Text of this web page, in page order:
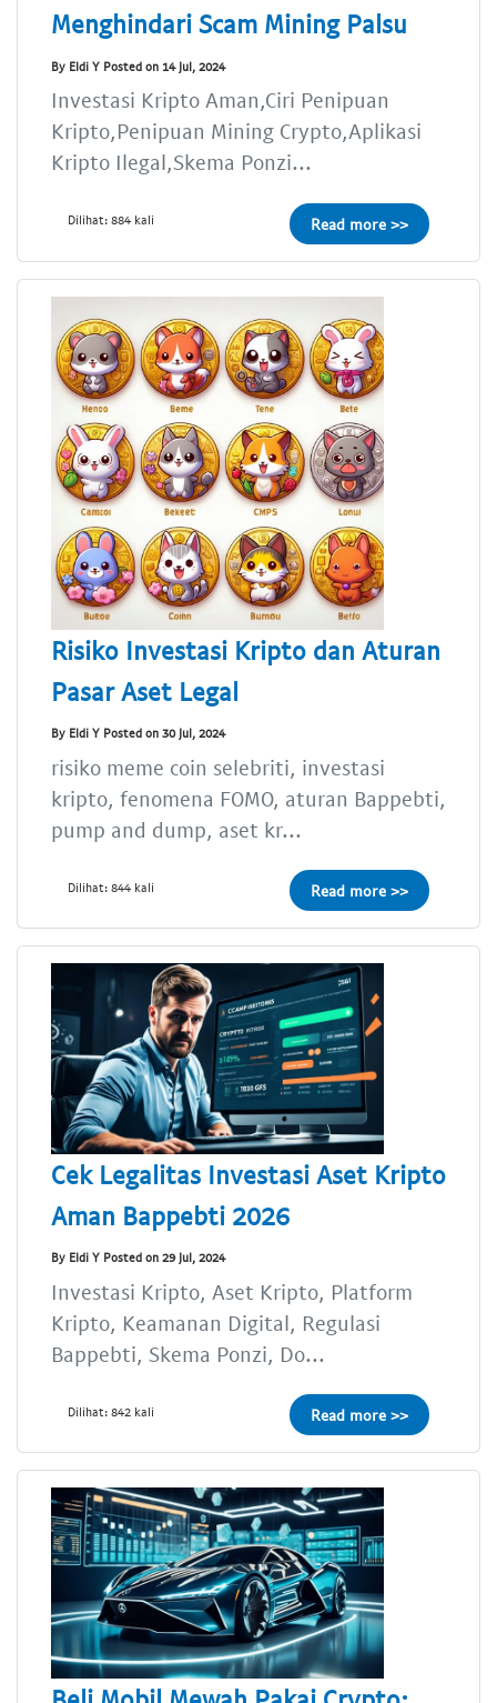
Menghindari Scam Mining Palsu
By Eldi Y Posted on 14 Jul, 2024
Investasi Kripto Aman,Ciri Penipuan
Kripto,Penipuan Mining Crypto,Aplikasi
Kripto Ilegal,Skema Ponzi...
Dilihat: 884 kali Read more >>
Risiko Investasi Kripto dan Aturan
Pasar Aset Legal
By Eldi Y Posted on 30 Jul, 2024
risiko meme coin selebriti, investasi
kripto, fenomena FOMO, aturan Bappebti,
pump and dump, aset kr...
Dilihat: 844 kali Read more >>
Cek Legalitas Investasi Aset Kripto
Aman Bappebti 2026
By Eldi Y Posted on 29 Jul, 2024
Investasi Kripto, Aset Kripto, Platform
Kripto, Keamanan Digital, Regulasi
Bappebti, Skema Ponzi, Do...
Dilihat: 842 kali Read more >>